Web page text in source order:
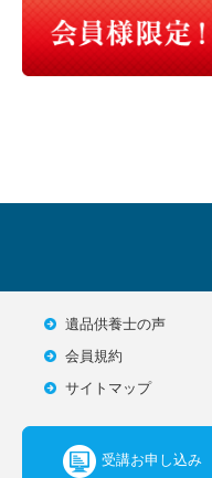
遺品供養士の声
会員規約
サイトマップ
受講お申し込み